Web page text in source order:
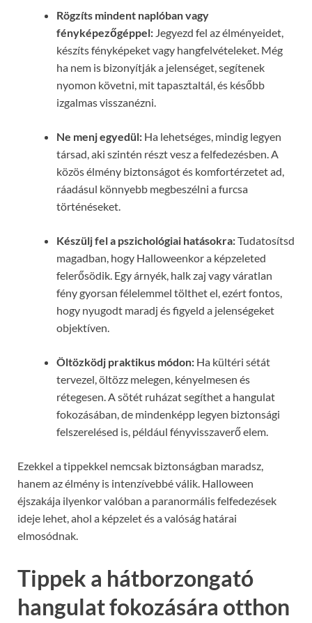
Rögzíts mindent naplóban vagy
fényképezőgéppel: Jegyezd fel az élményeidet,
készíts fényképeket vagy hangfelvételeket. Még
ha nem is bizonyítják a jelenséget, segítenek
nyomon követni, mit tapasztaltál, és később
izgalmas visszanézni.
Ne menj egyedül: Ha lehetséges, mindig legyen
társad, aki szintén részt vesz a felfedezésben. A
közös élmény biztonságot és komfortérzetet ad,
ráadásul könnyebb megbeszélni a furcsa
történéseket.
Készülj fel a pszichológiai hatásokra:Tudatosítsd
magadban, hogy Halloweenkor a képzeleted
felerősödik. Egy árnyék, halk zaj vagy váratlan
fény gyorsan félelemmel tölthet el, ezért fontos,
hogy nyugodt maradj és figyeld a jelenségeket
objektíven.
Öltözködj praktikus módon: Ha kültéri sétát
tervezel, öltözz melegen, kényelmesen és
rétegesen. A sötét ruházat segíthet a hangulat
fokozásában, de mindenképp legyen biztonsági
felszerelésed is, például fényvisszaverő elem.
Ezekkel a tippekkel nemcsak biztonságban maradsz,
hanem az élmény is intenzívebbé válik. Halloween
éjszakája ilyenkor valóban a paranormális felfedezések
ideje lehet, ahol a képzelet és a valóság határai
elmosódnak.
Tippek a hátborzongató
hangulat fokozására otthon